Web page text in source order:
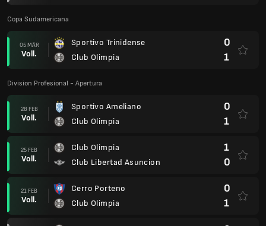
Copa Sudamericana
05 MÄR
Voll.
Sportivo Trinidense
Club Olimpia
0
1
Division Profesional - Apertura
28 FEB
Voll.
Sportivo Ameliano
Club Olimpia
0
1
25 FEB
Voll.
Club Olimpia
Club Libertad Asuncion
1
0
21 FEB
Voll.
Cerro Porteno
Club Olimpia
0
1